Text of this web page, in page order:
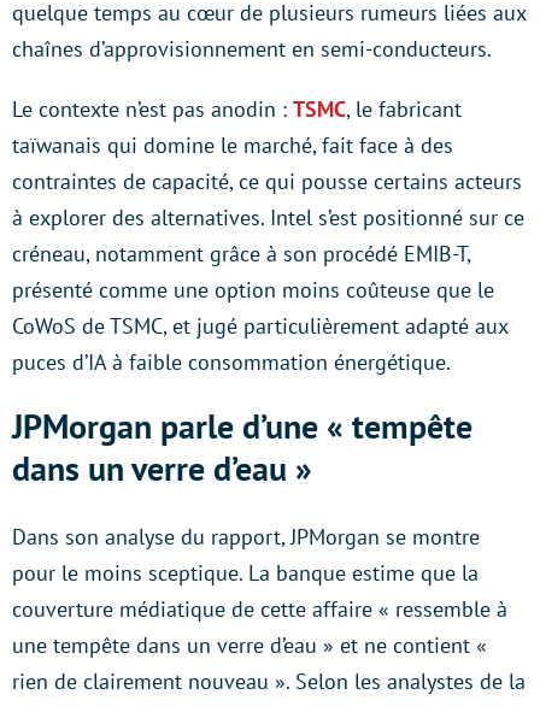
quelque temps au cœur de plusieurs rumeurs liées aux
chaînes d’approvisionnement en semi-conducteurs.
Le contexte n’est pas anodin : TSMC, le fabricant
taïwanais qui domine le marché, fait face à des
contraintes de capacité, ce qui pousse certains acteurs
à explorer des alternatives. Intel s’est positionné sur ce
créneau, notamment grâce à son procédé EMIB-T,
présenté comme une option moins coûteuse que le
CoWoS de TSMC, et jugé particulièrement adapté aux
puces d’IA à faible consommation énergétique.
JPMorgan parle d’une « tempête
dans un verre d’eau »
Dans son analyse du rapport, JPMorgan se montre
pour le moins sceptique. La banque estime que la
couverture médiatique de cette affaire « ressemble à
une tempête dans un verre d’eau » et ne contient «
rien de clairement nouveau ». Selon les analystes de la